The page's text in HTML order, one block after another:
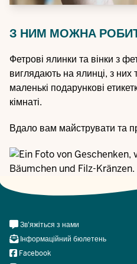
З НИМ МОЖНА
Фетрові ялинки та вінки з
виглядають на ялинці, з них
маленькі подарункові
кімнаті.
Вдало вам майструвати та
Meta
Navi
Social
Зв'яжіться з нами
Інформаційний бюлетень
Facebook